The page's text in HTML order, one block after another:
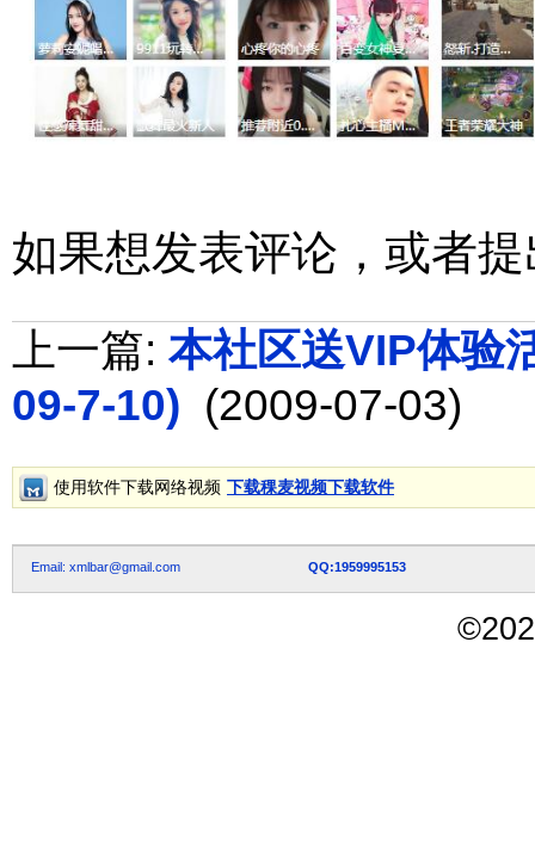
如果想发表评论，或者
上一篇: 本社区送VIP体验
09-7-10) (2009-07-03)
使用软件下载网络视频 下载稞麦视频下载软件
Email: xmlbar@gmail.com QQ:1959995153
©